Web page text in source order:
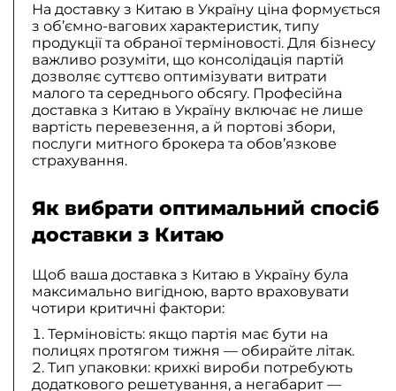
На доставку з Китаю в Україну ціна формується
з об’ємно-вагових характеристик, типу
продукції та обраної терміновості. Для бізнесу
важливо розуміти, що консолідація партій
дозволяє суттєво оптимізувати витрати
малого та середнього обсягу. Професійна
доставка з Китаю в Україну включає не лише
вартість перевезення, а й портові збори,
послуги митного брокера та обов’язкове
страхування.
Як вибрати оптимальний спосіб
доставки з Китаю
Щоб ваша доставка з Китаю в Україну була
максимально вигідною, варто враховувати
чотири критичні фактори:
Терміновість: якщо партія має бути на
полицях протягом тижня — обирайте літак.
Тип упаковки: крихкі вироби потребують
додаткового решетування, а негабарит —